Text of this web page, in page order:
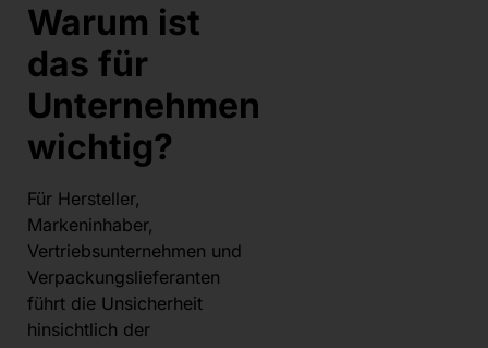
Warum ist
das für
Unternehmen
wichtig?
Für Hersteller,
Markeninhaber,
Vertriebsunternehmen und
Verpackungslieferanten
führt die Unsicherheit
hinsichtlich der